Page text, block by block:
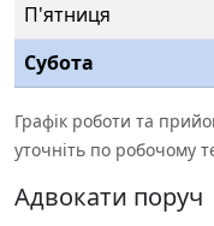
П'ятниця
Субота
Графік роботи та
уточніть по робочому
Адвокати поруч